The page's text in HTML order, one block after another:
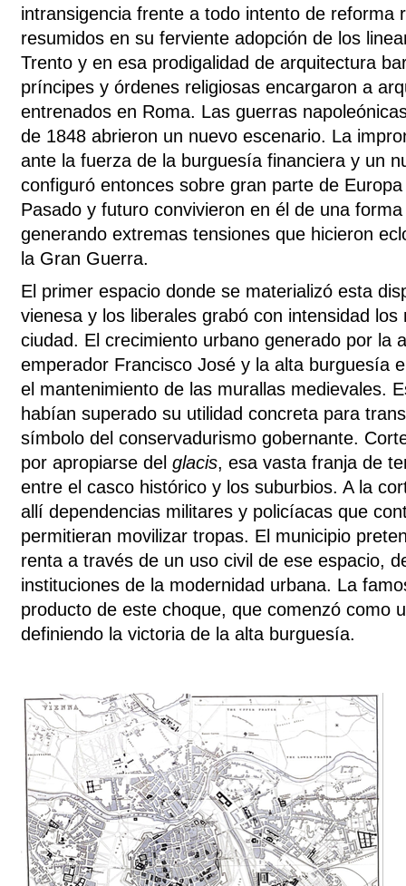
intransigencia frente a todo intento de reforma
resumidos en su ferviente adopción de los
Trento y en esa prodigalidad de arquitectura
príncipes y órdenes religiosas encargaron a
entrenados en Roma. Las guerras
de 1848 abrieron un nuevo escenario. La
ante la fuerza de la burguesía financiera y un
configuró entonces sobre gran parte de
Pasado y futuro convivieron en él de una
generando extremas tensiones que hicieron
la Gran Guerra.
El primer espacio donde se materializó esta
vienesa y los liberales grabó con intensidad los
ciudad. El crecimiento urbano generado por la
emperador Francisco José y la alta burguesía
el mantenimiento de las murallas medievales.
habían superado su utilidad concreta para
símbolo del conservadurismo gobernante.
por apropiarse delglacis, esa vasta franja de
entre el casco histórico y los suburbios. A la
allí dependencias militares y policíacas que
permitieran movilizar tropas. El municipio
renta a través de un uso civil de ese espacio,
instituciones de la modernidad urbana. La
producto de este choque, que comenzó como
definiendo la victoria de la alta burguesía.